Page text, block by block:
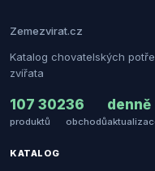
Zemezvirat.cz
Katalog chovatelských
zvířata
107 302
produktů
36
obchodů
denně
KATALOG